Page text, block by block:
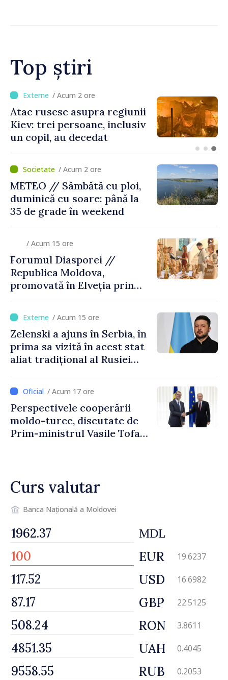
Top știri
/ Acum 54 minute
Joseph Burkhalter,
confirmat de Senatul SUA în
calitate de viitor ambasador
/ Acum 2 ore
METEO // Sâmbătă cu ploi,
duminică cu soare: până la
35 de grade în weekend
/ Acum 15 ore
Forumul Diasporei //
Republica Moldova,
promovată în Elveția prin
exporturi
/ Acum 15 ore
Zelenski a ajuns în Serbia, în
prima sa vizită în acest stat
aliat tradițional al Rusiei
/ Acum 17 ore
Perspectivele cooperării
moldo-turce, discutate de
Prim-ministrul Vasile Tofan
Curs valutar
Banca Națională a Moldovei
MDL
EUR 19.6237
USD 16.6982
GBP 22.5125
RON 3.8611
UAH 0.4045
RUB 0.2053